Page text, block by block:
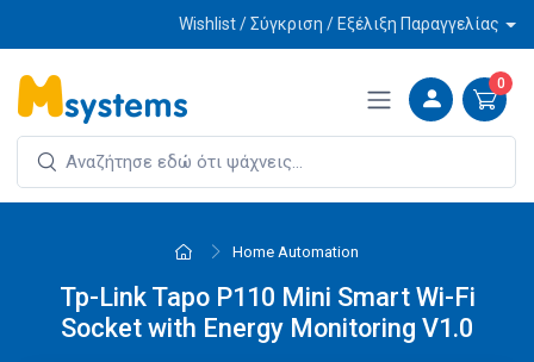
Wishlist / Σύγκριση / Εξέλιξη Παραγγελίας
0
Home Automation
Tp-Link Tapo P110 Mini Smart Wi-Fi
Socket with Energy Monitoring V1.0